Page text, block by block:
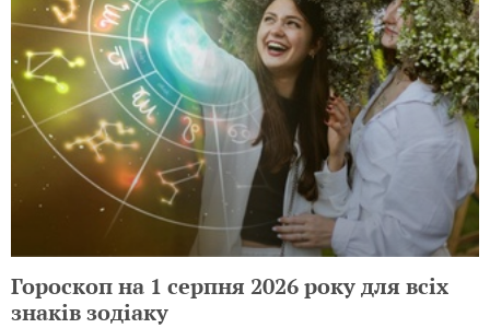
Гороскоп на 1 серпня 2026 року для всіх
знаків зодіаку